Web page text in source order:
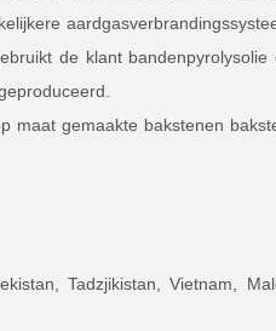
de klant bandenpyrolysolie
maat gemaakte bakstenen
Tadzjikistan, Vietnam,